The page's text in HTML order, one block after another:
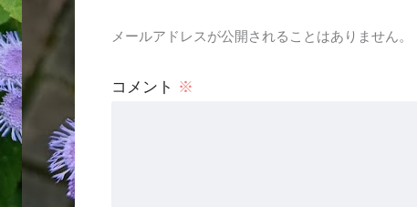
メールアドレスが公開されることはありません。
コメント ※